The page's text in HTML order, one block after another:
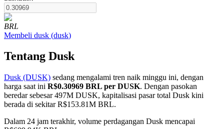
COIN-M Berjangka
Mata Uang Kripto Berjangka
BRL
Membeli dusk (dusk)
Tentang Dusk
Dusk (DUSK) sedang mengalami tren naik minggu ini, dengan
harga saat ini R$0.30969 BRL per DUSK. Dengan pasokan
beredar sebesar 497M DUSK, kapitalisasi pasar total Dusk kini
berada di sekitar R$153.81M BRL.
Dalam 24 jam terakhir, volume perdagangan Dusk mencapai